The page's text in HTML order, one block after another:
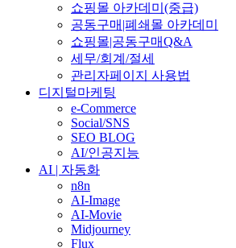
쇼핑몰 아카데미(중급)
공동구매|폐쇄몰 아카데미
쇼핑몰|공동구매Q&A
세무/회계/절세
관리자페이지 사용법
디지털마케팅
e-Commerce
Social/SNS
SEO BLOG
AI/인공지능
AI | 자동화
n8n
AI-Image
AI-Movie
Midjourney
Flux